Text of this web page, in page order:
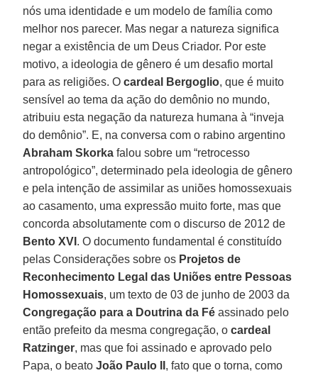
nós uma identidade e um modelo de família como
melhor nos parecer. Mas negar a natureza significa
negar a existência de um Deus Criador. Por este
motivo, a ideologia de gênero é um desafio mortal
para as religiões. Ocardeal Bergoglio, que é muito
sensível ao tema da ação do demônio no mundo,
atribuiu esta negação da natureza humana à “inveja
do demônio”. E, na conversa com o rabino argentino
Abraham Skorka falou sobre um “retrocesso
antropológico”, determinado pela ideologia de gênero
e pela intenção de assimilar as uniões homossexuais
ao casamento, uma expressão muito forte, mas que
concorda absolutamente com o discurso de 2012 de
Bento XVI . O documento fundamental é constituído
pelas Considerações sobre os Projetos de
Reconhecimento Legal das Uniões entre Pessoas
Homossexuais, um texto de 03 de junho de 2003 da
Congregação para a Doutrina da Fé assinado pelo
então prefeito da mesma congregação, ocardeal
Ratzinger, mas que foi assinado e aprovado pelo
Papa, o beatoJoão Paulo II , fato que o torna, como